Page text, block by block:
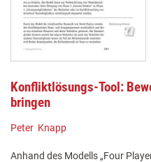
Konfliktlösungs-Tool:
bringen
Peter Knapp
Anhand des Modells „Four